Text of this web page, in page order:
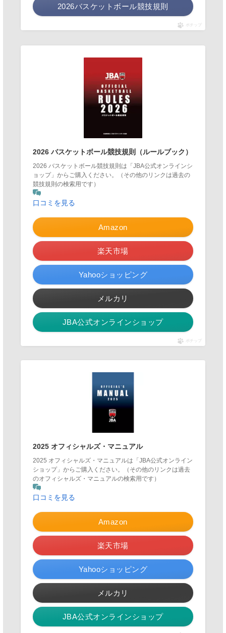
2026バスケットボール競技規則
ポチップ
2026 バスケットボール競技規則（ルールブック）
2026 バスケットボール競技規則は「JBA公式オンラインシ
ョップ」からご購入ください。（その他のリンクは過去の
競技規則の検索用です）
口コミを見る
Amazon
楽天市場
Yahooショッピング
メルカリ
JBA公式オンラインショップ
ポチップ
2025 オフィシャルズ・マニュアル
2025 オフィシャルズ・マニュアルは「JBA公式オンライン
ショップ」からご購入ください。（その他のリンクは過去
のオフィシャルズ・マニュアルの検索用です）
口コミを見る
Amazon
楽天市場
Yahooショッピング
メルカリ
JBA公式オンラインショップ